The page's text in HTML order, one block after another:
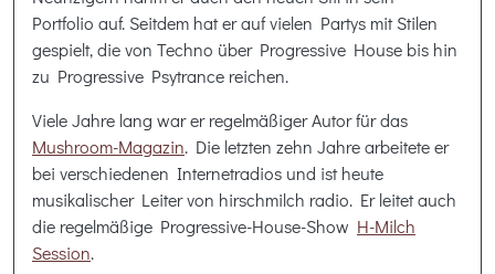
Portfolio auf. Seitdem hat er auf vielen Partys mit Stilen
gespielt, die von Techno über Progressive House bis hin
zu Progressive Psytrance reichen.
Viele Jahre lang war er regelmäßiger Autor für das
Mushroom-Magazin. Die letzten zehn Jahre arbeitete er
bei verschiedenen Internetradios und ist heute
musikalischer Leiter von hirschmilch radio. Er leitet auch
die regelmäßige Progressive-House-Show H-Milch
Session.